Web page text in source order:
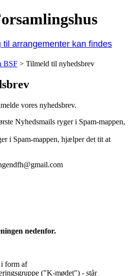
arrangementer kan findes
BSF > Tilmeld til nyhedsbrev
vores nyhedsbrev.
Nyhedsmails ryger i Spam-mappen,
i Spam-mappen, hjælper det tit at
nedenfor.
form af
("K-mødet") - står